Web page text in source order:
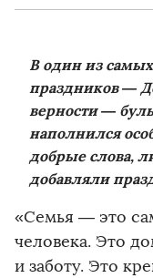
В один из
праздников —
верности —
наполнился
добрые слова,
добавляли
«Семья — это
человека. Это
и заботу. Это